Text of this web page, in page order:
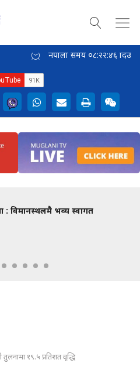
नेपाली समय ०८:२२:४७ दिउँसो
: विमानस्थलमै भव्य स्वागत
१९.५ प्रतिशत वृद्धि